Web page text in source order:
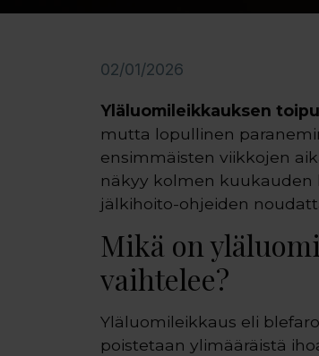
02/01/2026
Yläluomileikkauksen
mutta lopullinen
ensimmäisten viikkojen
näkyy kolmen kuukauden
jälkihoito-ohjeiden
Mikä on
vaihtelee?
Yläluomileikkaus eli
poistetaan ylimääräistä